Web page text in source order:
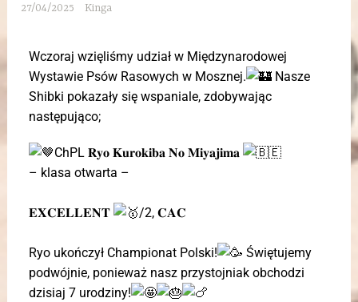
27/04/2025 Kinga
Wczoraj wzięliśmy udział w Międzynarodowej
Wystawie Psów Rasowych w Mosznej.
Nasze
Shibki pokazały się wspaniale, zdobywając
następująco;
ChPL 𝐑𝐲𝐨 𝐊𝐮𝐫𝐨𝐤𝐢𝐛𝐚 𝐍𝐨 𝐌𝐢𝐲𝐚𝐣𝐢𝐦𝐚
– klasa otwarta –
𝐄𝐗𝐂𝐄𝐋𝐋𝐄𝐍𝐓 /2, 𝐂𝐀𝐂
Ryo ukończył Championat Polski!
Świętujemy
podwójnie, ponieważ nasz przystojniak obchodzi
dzisiaj 7 urodziny!